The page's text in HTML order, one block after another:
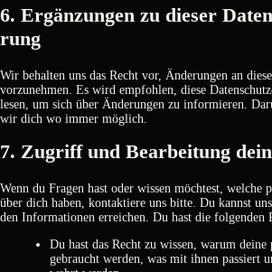
6. Ergän­zun­gen zu die­ser
rung
Wir behal­ten uns das Recht vor, Ände­run­gen an
vor­zu­neh­men. Es wird emp­foh­len, die­se
lesen, um sich über Ände­run­gen zu infor­mie­ren.
wir dich wo immer mög­lich.
7. Zugriff und Bear­bei­tung
Wenn du Fra­gen hast oder wis­sen möch­test, wel­che
über dich haben, kon­tak­tie­re uns bit­te. Du kannst
den Infor­ma­tio­nen errei­chen. Du hast die fol­gen­den
Du hast das Recht zu wis­sen, war­um dei­ne
gebraucht wer­den, was mit ihnen pas­siert